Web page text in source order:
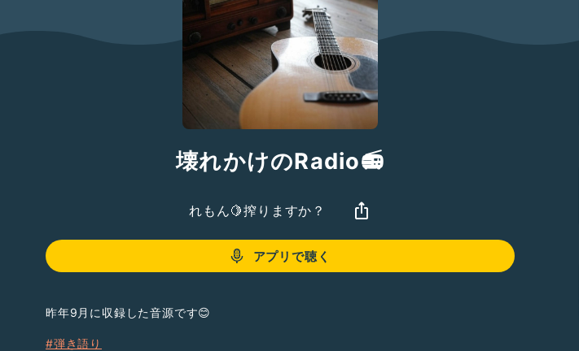
壊れかけのRadio📻
れもん🍋搾りますか？
アプリで聴く
昨年9月に収録した音源です😊
#弾き語り